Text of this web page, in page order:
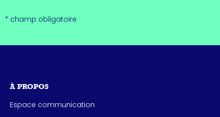
* champ obligatoire
À PROPOS
Espace communication